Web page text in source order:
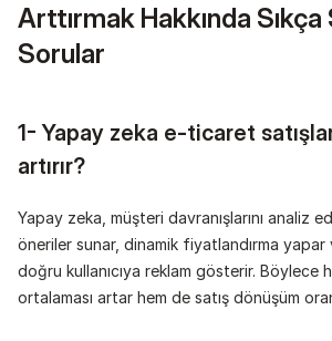
Arttırmak Hakkında
Sorular
1- Yapay zeka e-ticaret
artırır?
Yapay zeka, müşteri davranışlarını analiz
öneriler sunar, dinamik fiyatlandırma
doğru kullanıcıya reklam gösterir. Böylece
ortalaması artar hem de satış dönüşüm